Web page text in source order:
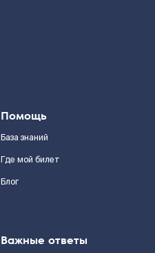
Помощь
База знаний
Где мой билет
Блог
Важные ответы